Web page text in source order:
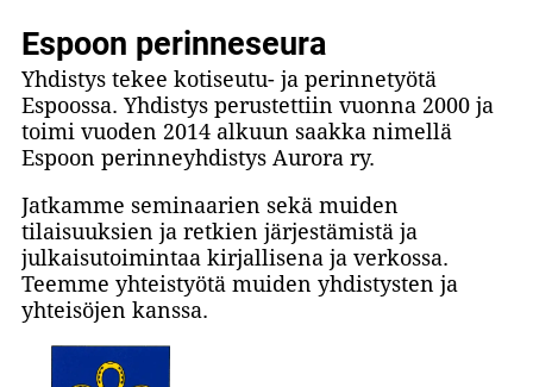
Espoon perinneseura
Yhdistys tekee kotiseutu- ja perinnetyötä
Espoossa. Yhdistys perustettiin vuonna 2000 ja
toimi vuoden 2014 alkuun saakka nimellä
Espoon perinneyhdistys Aurora ry.
Jatkamme seminaarien sekä muiden
tilaisuuksien ja retkien järjestämistä ja
julkaisutoimintaa kirjallisena ja verkossa.
Teemme yhteistyötä muiden yhdistysten ja
yhteisöjen kanssa.